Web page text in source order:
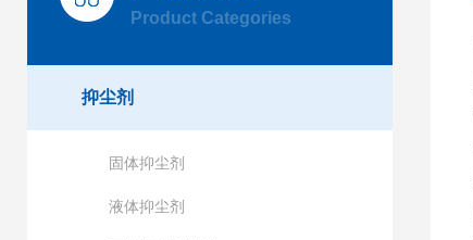
Product Categories
抑尘剂
固体抑尘剂
液体抑尘剂